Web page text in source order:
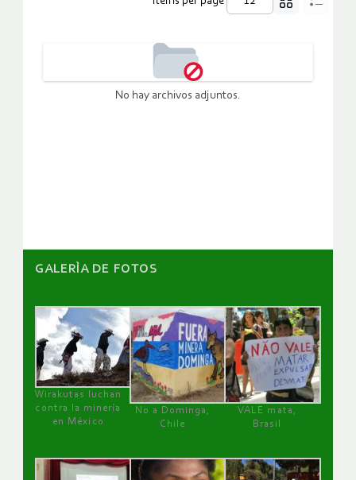
No hay archivos adjuntos.
GALERÌA DE FOTOS
Wirakutas luchan
contra la minería
en México
No a Dominga,
Chile
VALE mata,
Brasil